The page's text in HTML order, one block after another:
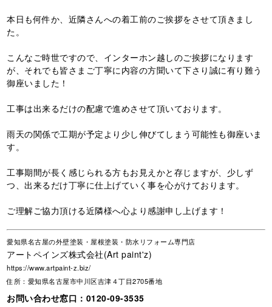
本日も何件か、近隣さんへの着工前のご挨拶をさせて頂きまし
た。
こんなご時世ですので、インターホン越しのご挨拶になります
が、それでも皆さまご丁寧に内容の方聞いて下さり誠に有り難う
御座いました！
工事は出来るだけの配慮で進めさせて頂いております。
雨天の関係で工期が予定より少し伸びてしまう可能性も御座いま
す。
工事期間が長く感じられる方もお見えかと存じますが、少しず
つ、出来るだけ丁寧に仕上げていく事を心がけております。
ご理解ご協力頂ける近隣様へ心より感謝申し上げます！
愛知県名古屋の外壁塗装・屋根塗装・防水リフォーム専門店
アートペインズ株式会社(Art paint'z)
https://www.artpaint-z.biz/
住所：愛知県名古屋市中川区吉津４丁目2705番地
お問い合わせ窓口： 0120-09-3535